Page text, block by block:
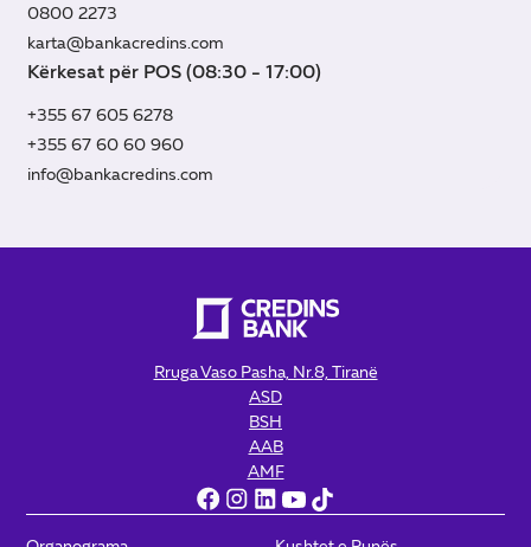
0800 2273
karta@bankacredins.com
Kërkesat për POS (08:30 - 17:00)
+355 67 605 6278
+355 67 60 60 960
info@bankacredins.com
Rruga Vaso Pasha, Nr.8, Tiranë
ASD
BSH
AAB
AMF